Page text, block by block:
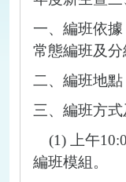
一、編班依
常態編班及分
二、編班地
三、編班方式
(1)
上午
編班模組。